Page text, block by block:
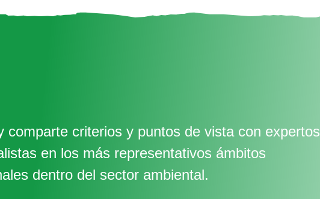
comparte criterios y puntos de vista con expertos
en los más representativos ámbitos
dentro del sector ambiental.